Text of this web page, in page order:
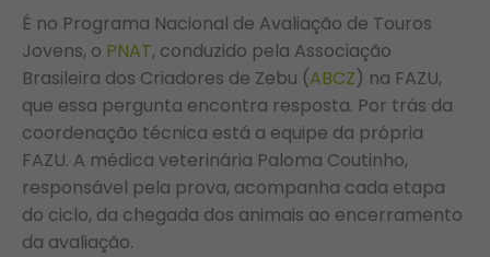
É no Programa Nacional de Avaliação de Touros
Jovens, o PNAT, conduzido pela Associação
Brasileira dos Criadores de Zebu (ABCZ) na FAZU,
que essa pergunta encontra resposta. Por trás da
coordenação técnica está a equipe da própria
FAZU. A médica veterinária Paloma Coutinho,
responsável pela prova, acompanha cada etapa
do ciclo, da chegada dos animais ao encerramento
da avaliação.